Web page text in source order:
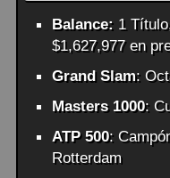
Balance: 1
$1,627,977 en
Grand Slam:
Masters 1000:
ATP 500:
Rotterdam